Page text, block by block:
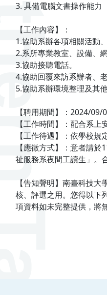
3. 具備電腦文書操作能力
【工作內容】：
1.協助系辦各項相關活動
2.系所專業教室、設備、
3.協助接聽電話。
4.協助回覆來訪系辦者、
5.協助系辦環境整理及其
【聘用期間】：2024/
【工作時間】：配合系
【工作待遇】：依學校規
【應徵方式】：意者請
祉服務系夜間工讀生」。
【告知聲明】南臺科技
核、評選之用。您得以下
項資料如未完整提供，將